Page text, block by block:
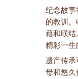
纪念故
的教训
藉和联
精彩一生
遗产传
母和悠